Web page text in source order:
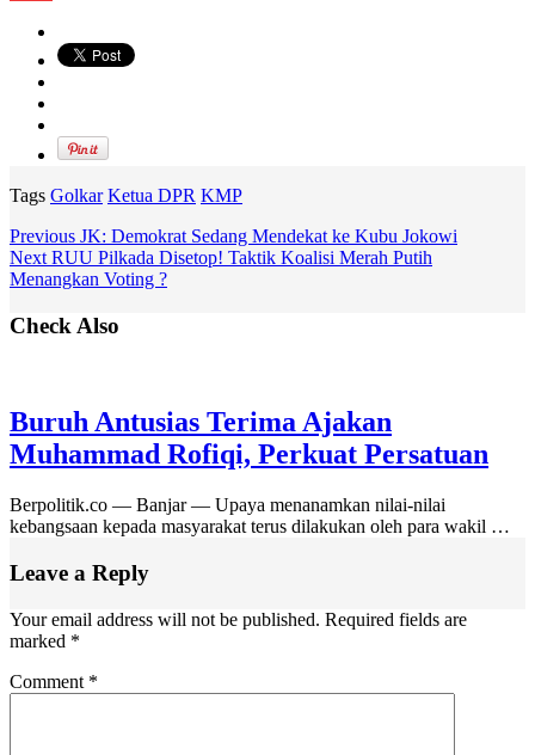
Tags Golkar Ketua DPR KMP
Previous JK: Demokrat Sedang Mendekat ke Kubu Jokowi
Next RUU Pilkada Disetop! Taktik Koalisi Merah Putih
Menangkan Voting ?
Check Also
Buruh Antusias Terima Ajakan
Muhammad Rofiqi, Perkuat Persatuan
Berpolitik.co — Banjar — Upaya menanamkan nilai-nilai
kebangsaan kepada masyarakat terus dilakukan oleh para wakil …
Leave a Reply
Your email address will not be published. Required fields are
marked *
Comment *